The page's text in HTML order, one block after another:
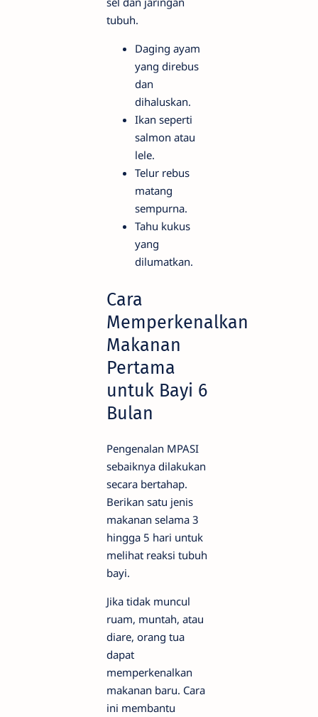
tubuh.
Daging ayam
yang direbus
dan
dihaluskan.
Ikan seperti
salmon atau
lele.
Telur rebus
matang
sempurna.
Tahu kukus
yang
dilumatkan.
Cara
Memperkenalkan
Makanan
Pertama
untuk Bayi 6
Bulan
Pengenalan MPASI
sebaiknya dilakukan
secara bertahap.
Berikan satu jenis
makanan selama 3
hingga 5 hari untuk
melihat reaksi tubuh
bayi.
Jika tidak muncul
ruam, muntah, atau
diare, orang tua
dapat
memperkenalkan
makanan baru. Cara
ini membantu